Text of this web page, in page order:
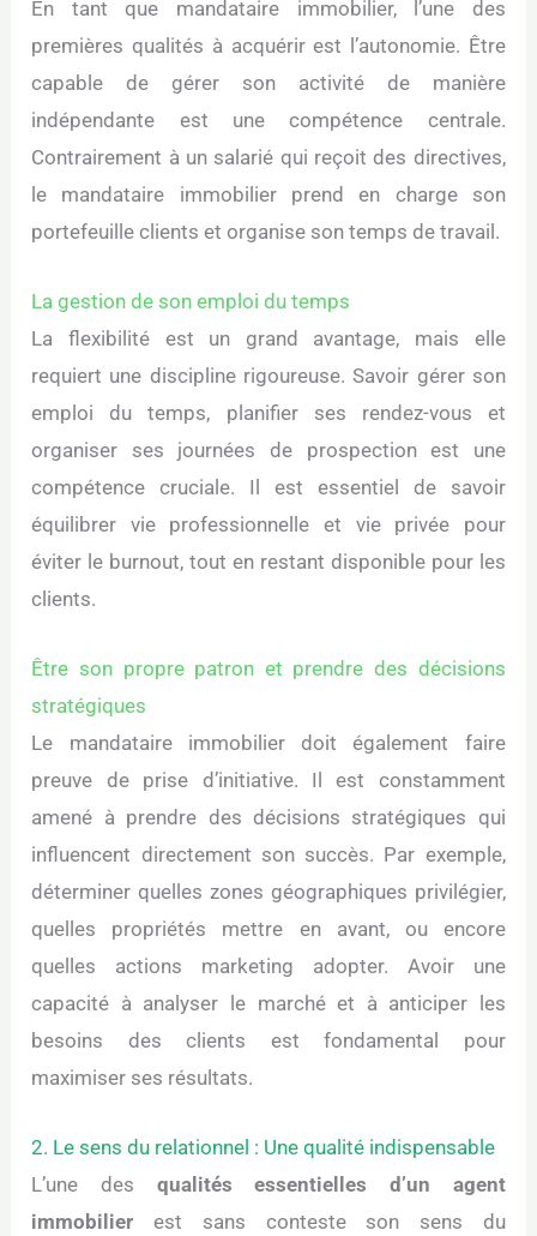
En tant que mandataire immobilier, l’une des
premières qualités à acquérir est l’autonomie. Être
capable de gérer son activité de manière
indépendante est une compétence centrale.
Contrairement à un salarié qui reçoit des directives,
le mandataire immobilier prend en charge son
portefeuille clients et organise son temps de travail.
La gestion de son emploi du temps
La flexibilité est un grand avantage, mais elle
requiert une discipline rigoureuse. Savoir gérer son
emploi du temps, planifier ses rendez-vous et
organiser ses journées de prospection est une
compétence cruciale. Il est essentiel de savoir
équilibrer vie professionnelle et vie privée pour
éviter le burnout, tout en restant disponible pour les
clients.
Être son propre patron et prendre des décisions
stratégiques
Le mandataire immobilier doit également faire
preuve de prise d’initiative. Il est constamment
amené à prendre des décisions stratégiques qui
influencent directement son succès. Par exemple,
déterminer quelles zones géographiques privilégier,
quelles propriétés mettre en avant, ou encore
quelles actions marketing adopter. Avoir une
capacité à analyser le marché et à anticiper les
besoins des clients est fondamental pour
maximiser ses résultats.
2. Le sens du relationnel : Une qualité indispensable
L’une des qualités essentielles d’un agent
immobilier est sans conteste son sens du